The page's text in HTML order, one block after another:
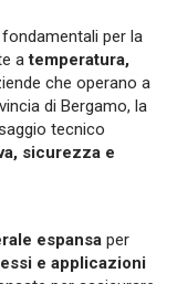
per la
atemperatura,
che operano a
di Bergamo, la
tecnico
sicurezza e
espansa per
e applicazioni